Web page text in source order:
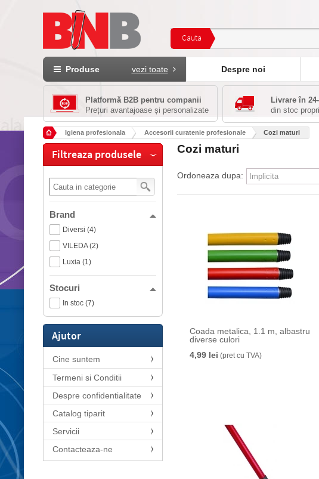
Cauta
Produse vezi toate Despre noi
Platformă B2B pentru companii
Prețuri avantajoase și personalizate
Livrare în
din stoc
Igiena profesionala Accesorii curatenie profesionale Cozi maturi
Filtreaza produsele
Brand
Diversi (4)
VILEDA (2)
Luxia (1)
Stocuri
In stoc (7)
Ajutor
Cine suntem
Termeni si Conditii
Despre confidentialitate
Catalog tiparit
Servicii
Contacteaza-ne
Cozi maturi
Ordoneaza dupa:
Coada metalica, 1.1 m, albastru
diverse culori
4,99 lei (pret cu TVA)